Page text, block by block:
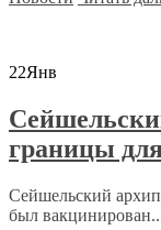
22Янв
границы
Сейшельский
был